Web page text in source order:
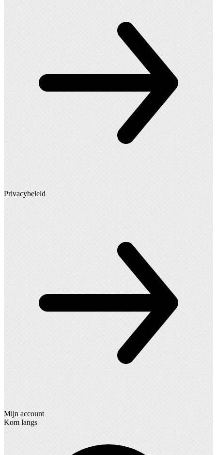
Privacybeleid
Mijn account
Kom langs